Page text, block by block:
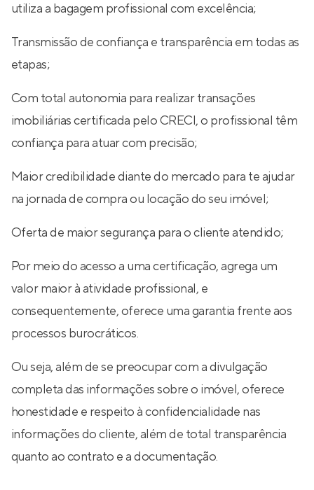
utiliza a bagagem profissional com excelência;
Transmissão de confiança e transparência em todas as
etapas;
Com total autonomia para realizar transações
imobiliárias certificada pelo CRECI, o profissional têm
confiança para atuar com precisão;
Maior credibilidade diante do mercado para te ajudar
na jornada de compra ou locação do seu imóvel;
Oferta de maior segurança para o cliente atendido;
Por meio do acesso a uma certificação, agrega um
valor maior à atividade profissional, e
consequentemente, oferece uma garantia frente aos
processos burocráticos.
Ou seja, além de se preocupar com a divulgação
completa das informações sobre o imóvel, oferece
honestidade e respeito à confidencialidade nas
informações do cliente, além de total transparência
quanto ao contrato e a documentação.